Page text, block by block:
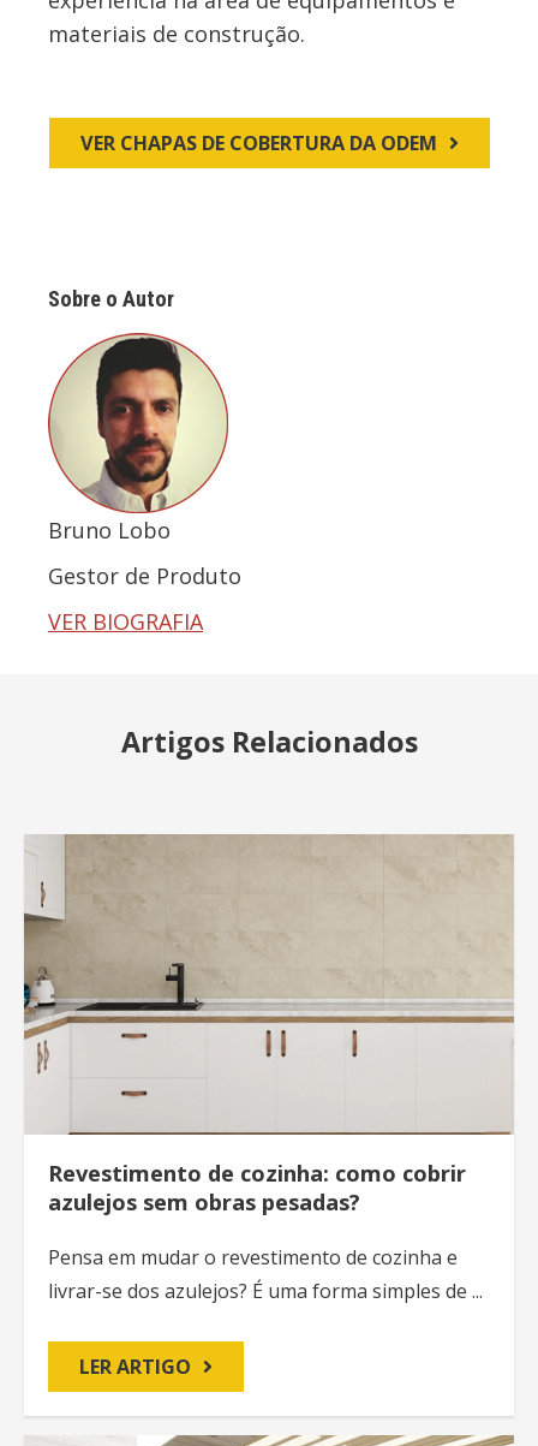
materiais de construção.
VER CHAPAS DE COBERTURA DA ODEM
Sobre o Autor
Bruno Lobo
Gestor de Produto
VER BIOGRAFIA
Artigos Relacionados
Revestimento de cozinha: como cobrir
azulejos sem obras pesadas?
Pensa em mudar o revestimento de cozinha e
livrar-se dos azulejos? É uma forma simples de ...
LER ARTIGO